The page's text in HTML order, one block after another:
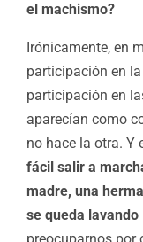
el machismo?
Irónicamente, en
participación en
participación en
aparecían como
no hace la otra. Y
fácil salir a
madre, una
se queda lavando